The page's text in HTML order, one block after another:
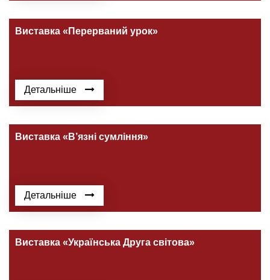
Виставка «Перерваний урок»
Детальніше
Виставка «В’язні сумління»
Детальніше
Виставка «Українська Друга світова»